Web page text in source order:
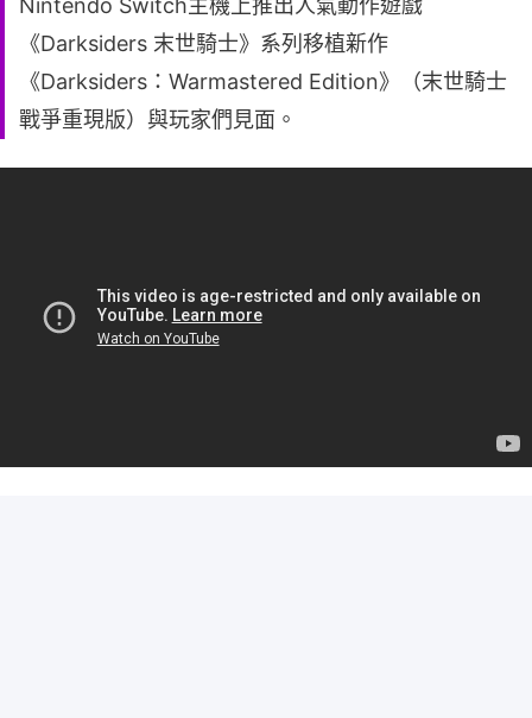
《Darksiders 末世騎士》系列移植新作
《Darksiders：Warmastered Edition》（末世騎士
戰爭重現版）與玩家們見面。